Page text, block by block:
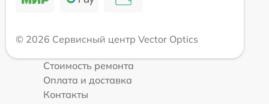
© 2026 Сервисный центр Vector Optics
Стоимость ремонта
Оплата и доставка
Контакты